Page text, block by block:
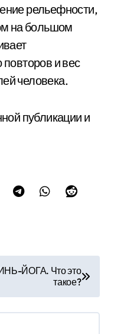
рельефности,
на большом
и вес
человека.
публикации и
ЙОГА. Что это
такое?